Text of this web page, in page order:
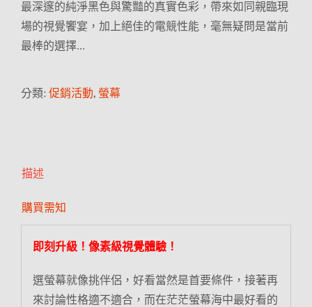
最深邃的純淨黑色與驚豔的真實色彩，帶來如同親臨現
場的視覺饗宴，加上絕佳的電競性能，毫無疑問是當前
最棒的選擇…
分類: 促銷活動, 螢幕
描述
購買需知
即刻升級！像素級視覺體驗！
選螢幕就像挑伴侶，好看當然是首要條件，接著再
來討論性格適不適合，而在茫茫螢幕海中最好看的